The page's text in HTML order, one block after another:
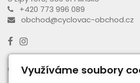
+420 773 996 089
obchod@cyclovac-obchod.cz
Otevírací doba
Využíváme soubory